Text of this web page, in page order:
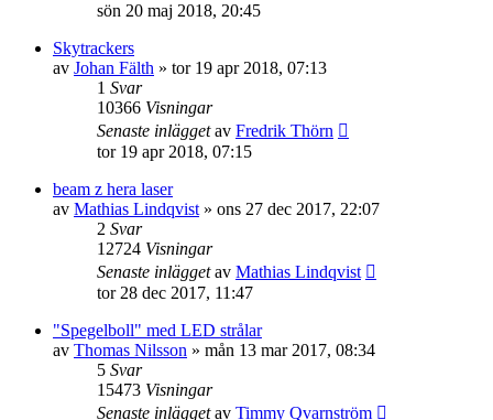
sön 20 maj 2018, 20:45
Skytrackers
av Johan Fälth » tor 19 apr 2018, 07:13
1 Svar
10366 Visningar
Senaste inläggetav Fredrik Thörn
tor 19 apr 2018, 07:15
beam z hera laser
av Mathias Lindqvist » ons 27 dec 2017, 22:07
2 Svar
12724 Visningar
Senaste inläggetav Mathias Lindqvist
tor 28 dec 2017, 11:47
"Spegelboll" med LED strålar
av Thomas Nilsson » mån 13 mar 2017, 08:34
5 Svar
15473 Visningar
Senaste inläggetav Timmy Qvarnström